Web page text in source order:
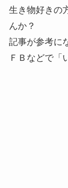
生き物好きの
んか？
記事が参考に
ＦＢなどで「